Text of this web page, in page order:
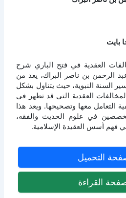
العقدية في فتح الباري شرح
الرحمن بن ناصر البراك، يعد من
السنة النبوية، حيث يتناول بشكل
العقدية التي قد تظهر في
التعامل معها وتصحيحها. ويعد هذا
في علوم الحديث والفقه،
فهم أسس العقيدة الإسلامية.
التحميل
القراءة